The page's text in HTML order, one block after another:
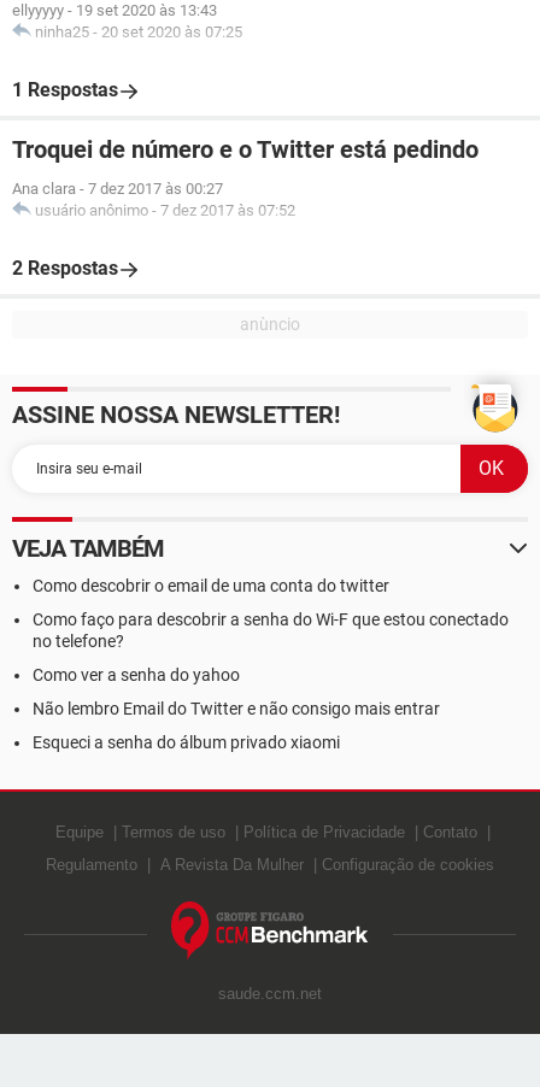
ellyyyyy - 19 set 2020 às 13:43
ninha25 - 20 set 2020 às 07:25
1 Respostas
Troquei de número e o Twitter está pedindo
Ana clara - 7 dez 2017 às 00:27
usuário anônimo - 7 dez 2017 às 07:52
2 Respostas
ASSINE NOSSA NEWSLETTER!
VEJA TAMBÉM
Como descobrir o email de uma conta do twitter
Como faço para descobrir a senha do Wi-F que estou conectado
no telefone?
Como ver a senha do yahoo
Não lembro Email do Twitter e não consigo mais entrar
Esqueci a senha do álbum privado xiaomi
Equipe Termos de uso Política de Privacidade
Contato
Regulamento
A Revista Da Mulher Configuração de cookies
saude.ccm.net